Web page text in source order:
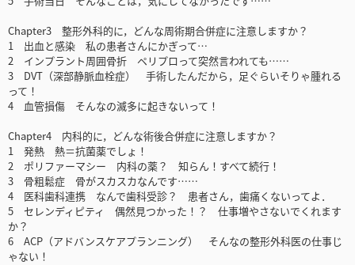
Chapter3 整形外科的に，どんな周術期合併症に注意しますか？
1 出血と感染 私の患者さんにかぎって…
2 インプラント周囲骨折 ペリプロって突然言われても……
3 DVT（深部静脈血栓症） 手術したんだから，足ぐらいそりゃ腫れる
って！
4 血管損傷 そんなの滅多に起きないって！
Chapter4 内科的に，どんな術後合併症に注意しますか？
1 発熱 熱＝抗菌薬でしょ！
2 ポリファーマシー 内科の薬？ 知らん！すべて続行！
3 骨粗鬆症 骨がスカスカなんです……
4 医科歯科連携 なんで歯科受診？ 患者さん，歯痛くないってよ．
5 セレンディピティ 偶然見つかった！？ 仕事増やさないでくれます
か？
6 ACP（アドバンスケアプランニング） そんなの整形外科医の仕事じ
ゃない！